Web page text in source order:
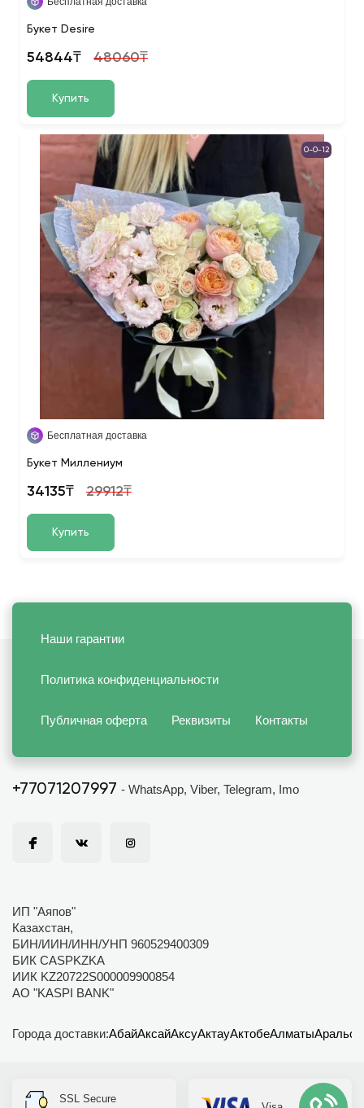
Букет Desire
54844₸ 48060₸
Купить
0-0-12
Бесплатная доставка
Букет Миллениум
34135₸ 29912₸
Купить
Наши гарантии
Политика конфиденциальности
Публичная оферта Реквизиты Контакты
+77071207997 - WhatsApp, Viber, Telegram, Imo
ИП "Аяпов"
Казахстан,
БИН/ИИН/ИНН/УНП 960529400309
БИК CASPKZKA
ИИК KZ20722S000009900854
АО "KASPI BANK"
Города доставки:АбайАксайАксуАктауАктобеАлматыАральск
SSL Secure